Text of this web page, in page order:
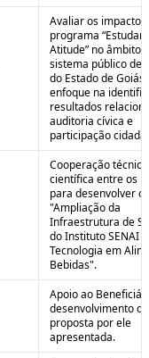
Avaliar os impactos
programa
Atitude” no âmbito
sistema público de
do Estado de
enfoque na
resultados
auditoria cívica e
participação cidadã
Cooperação
científica entre os
para desenvolver o
"Ampliação da
Infraestrutura de
do Instituto SENAI
Tecnologia em
Bebidas".
Apoio ao
desenvolvimento da
proposta por ele
apresentada.